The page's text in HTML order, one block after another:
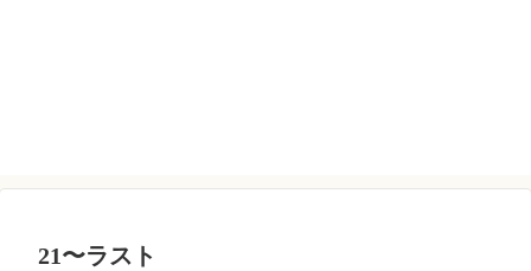
21〜ラスト